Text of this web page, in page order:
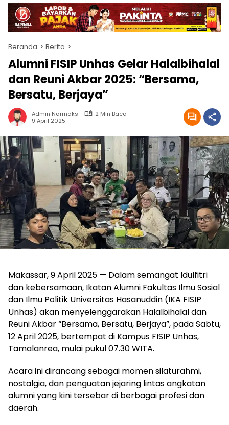
Beranda Berita
Alumni FISIP Unhas Gelar Halalbihalal
dan Reuni Akbar 2025: “Bersama,
Bersatu, Berjaya”
Admin Narmaks
2 Min Baca
9 April 2025
Makassar, 9 April 2025 — Dalam semangat Idulfitri
dan kebersamaan, Ikatan Alumni Fakultas Ilmu Sosial
dan Ilmu Politik Universitas Hasanuddin (IKA FISIP
Unhas) akan menyelenggarakan Halalbihalal dan
Reuni Akbar “Bersama, Bersatu, Berjaya”, pada Sabtu,
12 April 2025, bertempat di Kampus FISIP Unhas,
Tamalanrea, mulai pukul 07.30 WITA.
Acara ini dirancang sebagai momen silaturahmi,
nostalgia, dan penguatan jejaring lintas angkatan
alumni yang kini tersebar di berbagai profesi dan
daerah.